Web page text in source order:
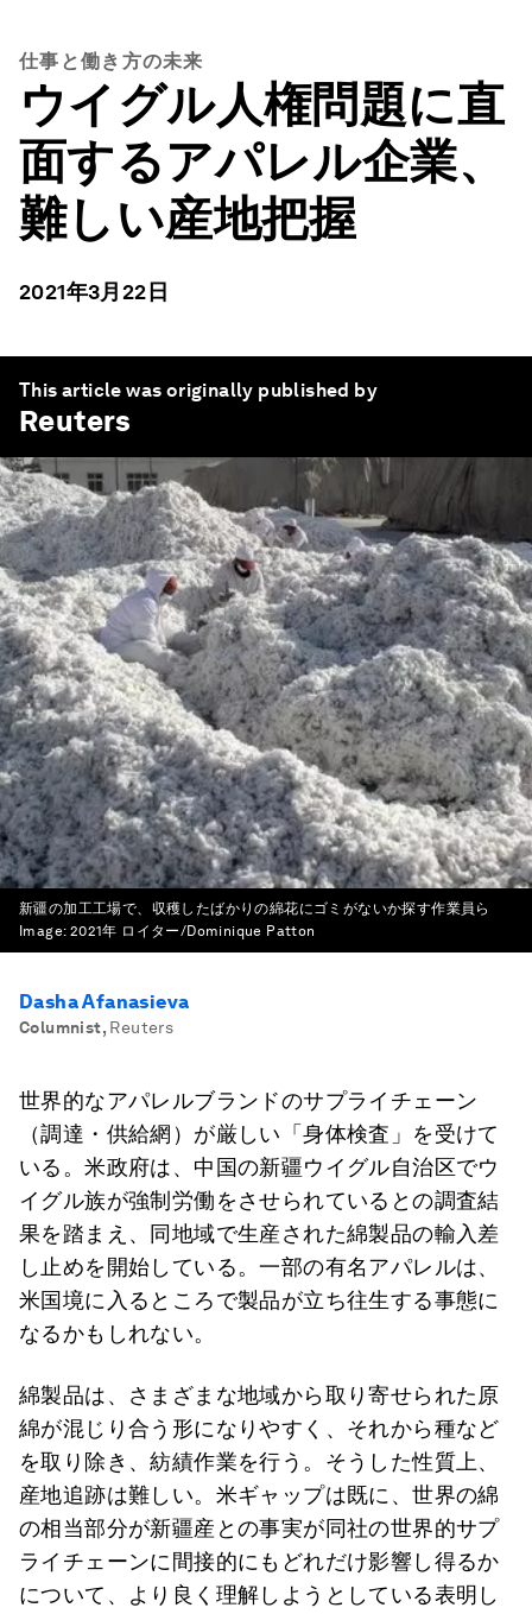
仕事と働き方の未来
ウイグル人権問題に直
面するアパレル企業、
難しい産地把握
2021年3月22日
This article was originally published by
Reuters
新疆の加工工場で、収穫したばかりの綿花にゴミがないか探す作業員ら
Image: 2021年 ロイター/Dominique Patton
Dasha Afanasieva
Columnist, Reuters
世界的なアパレルブランドのサプライチェーン
（調達・供給網）が厳しい「身体検査」を受けて
いる。米政府は、中国の新疆ウイグル自治区でウ
イグル族が強制労働をさせられているとの調査結
果を踏まえ、同地域で生産された綿製品の輸入差
し止めを開始している。一部の有名アパレルは、
米国境に入るところで製品が立ち往生する事態に
なるかもしれない。
綿製品は、さまざまな地域から取り寄せられた原
綿が混じり合う形になりやすく、それから種など
を取り除き、紡績作業を行う。そうした性質上、
産地追跡は難しい。米ギャップは既に、世界の綿
の相当部分が新疆産との事実が同社の世界的サプ
ライチェーンに間接的にもどれだけ影響し得るか
について、より良く理解しようとしている表明し